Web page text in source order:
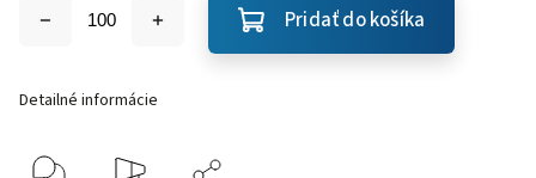
Pridať do košíka
Detailné informácie